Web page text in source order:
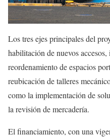
Los tres ejes principales del
habilitación de nuevos
reordenamiento de espacios
reubicación de talleres
como la implementación de
la revisión de mercadería.
El financiamiento, con una